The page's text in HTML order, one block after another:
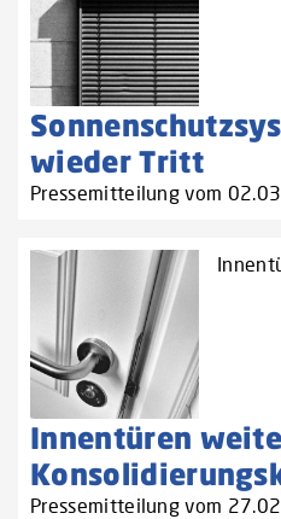
wieder Tritt
Pressemitteilung vom
Innentüren
Pressemitteilung vom